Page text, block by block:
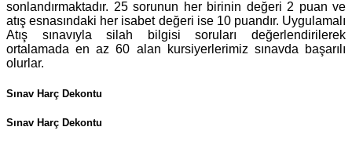
sonlandırmaktadır. 25 sorunun her birinin değeri 2 puan ve
atış esnasındaki her isabet değeri ise 10 puandır. Uygulamalı
Atış sınavıyla silah bilgisi soruları değerlendirilerek
ortalamada en az 60 alan kursiyerlerimiz sınavda başarılı
olurlar.
Sınav Harç Dekontu
Sınav Harç Dekontu